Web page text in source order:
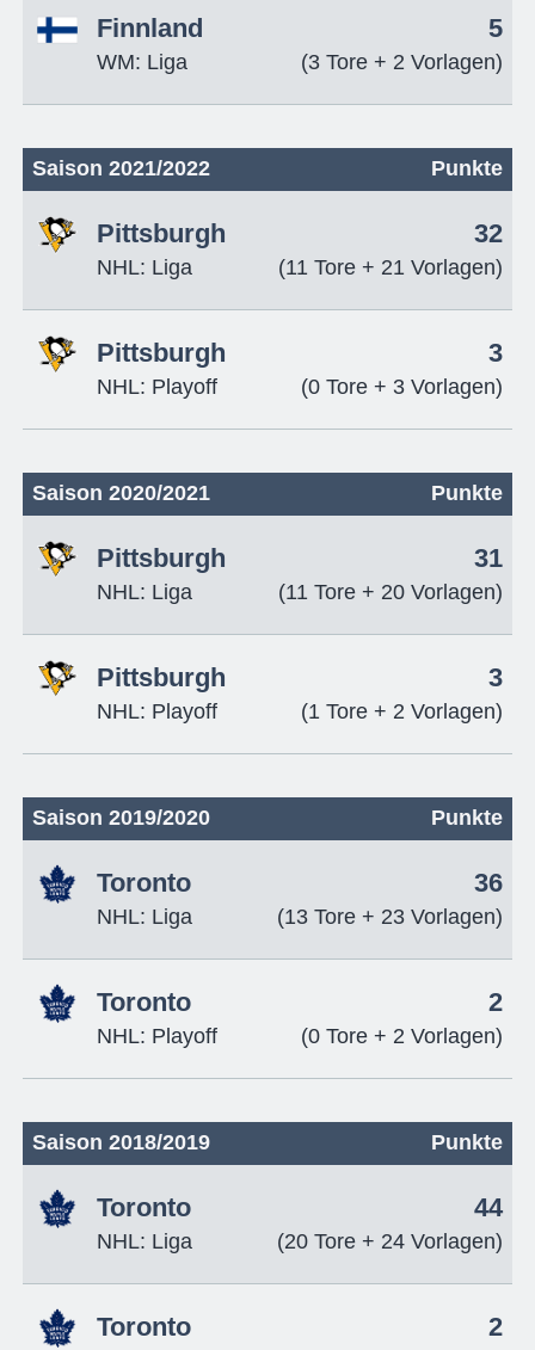
Finnland
WM: Liga
5
(3 Tore + 2 Vorlagen)
Saison 2021/2022 Punkte
Pittsburgh
NHL: Liga
32
(11 Tore + 21 Vorlagen)
Pittsburgh
NHL: Playoff
3
(0 Tore + 3 Vorlagen)
Saison 2020/2021 Punkte
Pittsburgh
NHL: Liga
31
(11 Tore + 20 Vorlagen)
Pittsburgh
NHL: Playoff
3
(1 Tore + 2 Vorlagen)
Saison 2019/2020 Punkte
Toronto
NHL: Liga
36
(13 Tore + 23 Vorlagen)
Toronto
NHL: Playoff
2
(0 Tore + 2 Vorlagen)
Saison 2018/2019 Punkte
Toronto
NHL: Liga
44
(20 Tore + 24 Vorlagen)
Toronto 2